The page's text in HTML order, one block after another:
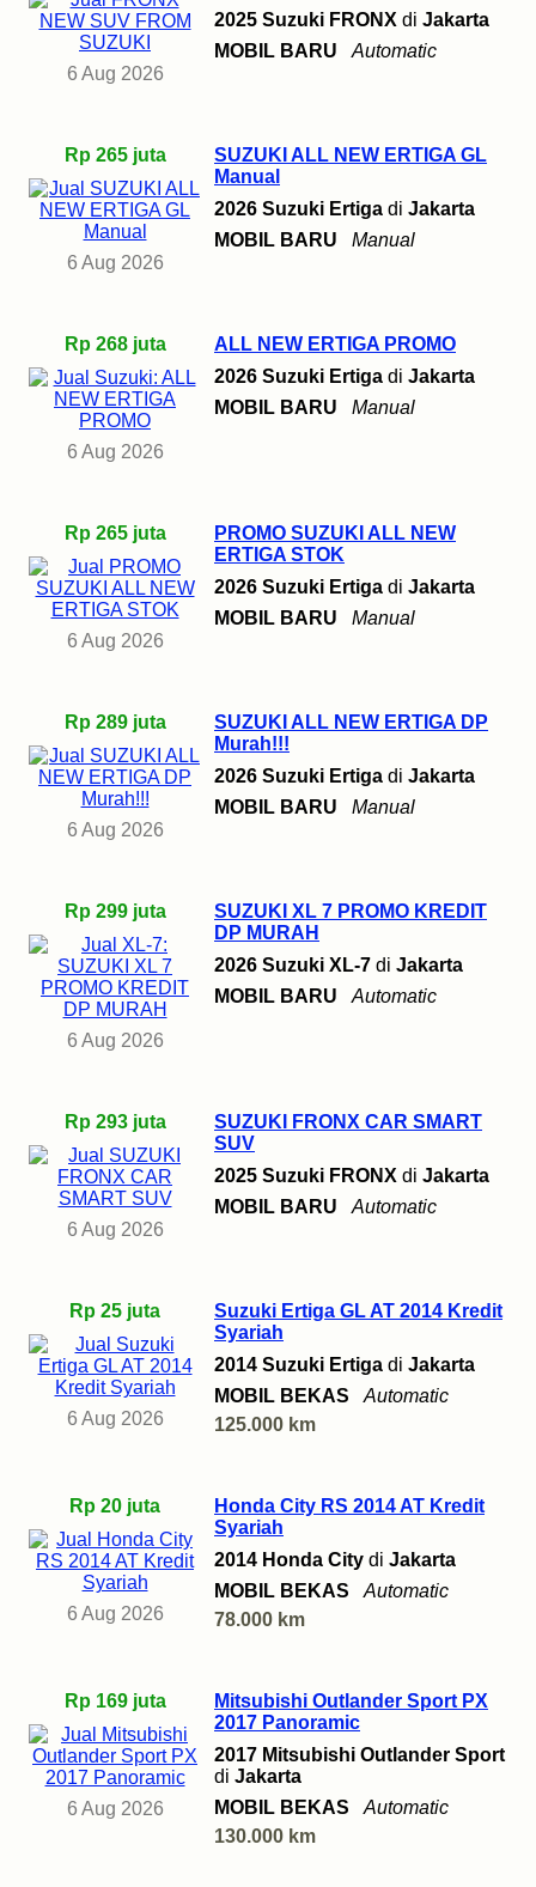
6 Aug 2026
2025 Suzuki FRONX di Jakarta
MOBIL BARU
Automatic
Rp 265 juta
6 Aug 2026
SUZUKI ALL NEW ERTIGA GL
Manual
2026 Suzuki Ertiga di Jakarta
MOBIL BARU
Manual
Rp 268 juta
6 Aug 2026
ALL NEW ERTIGA PROMO
2026 Suzuki Ertiga di Jakarta
MOBIL BARU
Manual
Rp 265 juta
6 Aug 2026
PROMO SUZUKI ALL NEW
ERTIGA STOK
2026 Suzuki Ertiga di Jakarta
MOBIL BARU
Manual
Rp 289 juta
6 Aug 2026
SUZUKI ALL NEW ERTIGA DP
Murah!!!
2026 Suzuki Ertiga di Jakarta
MOBIL BARU
Manual
Rp 299 juta
6 Aug 2026
SUZUKI XL 7 PROMO KREDIT
DP MURAH
2026 Suzuki XL-7 di Jakarta
MOBIL BARU
Automatic
Rp 293 juta
6 Aug 2026
SUZUKI FRONX CAR SMART
SUV
2025 Suzuki FRONX di Jakarta
MOBIL BARU
Automatic
Rp 25 juta
6 Aug 2026
Suzuki Ertiga GL AT 2014 Kredit
Syariah
2014 Suzuki Ertiga di Jakarta
MOBIL BEKAS
Automatic
125.000 km
Rp 20 juta
6 Aug 2026
Honda City RS 2014 AT Kredit
Syariah
2014 Honda City di Jakarta
MOBIL BEKAS
Automatic
78.000 km
Rp 169 juta
6 Aug 2026
Mitsubishi Outlander Sport PX
2017 Panoramic
2017 Mitsubishi Outlander Sport
di Jakarta
MOBIL BEKAS
Automatic
130.000 km